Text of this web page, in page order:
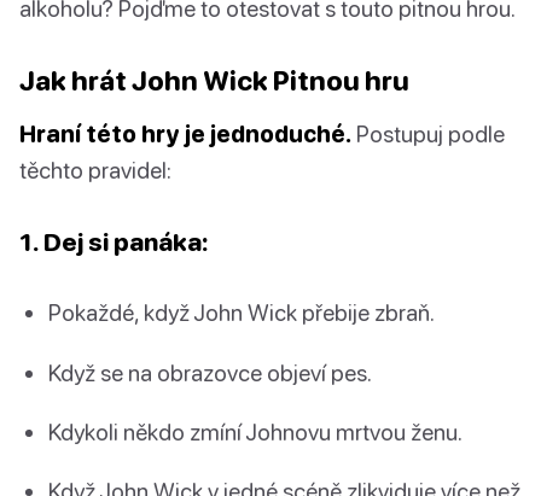
alkoholu? Pojďme to otestovat s touto pitnou hrou.
Jak hrát John Wick Pitnou hru
Hraní této hry je jednoduché. Postupuj podle
těchto pravidel:
1. Dej si panáka:
Pokaždé, když John Wick přebije zbraň.
Když se na obrazovce objeví pes.
Kdykoli někdo zmíní Johnovu mrtvou ženu.